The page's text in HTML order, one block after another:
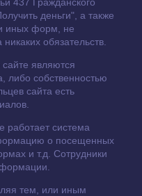
деньги", а также
иных форм, не
обязательств.
являются
либо собственностью
сайта есть
работает система
о посещенных
и т.д. Сотрудники
тем, или иным